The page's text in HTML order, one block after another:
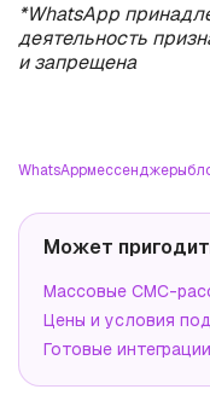
*WhatsApp
деятельность
и запрещена
WhatsAppмессенджеры
Может
Массовые СМС-
Цены и условия
Готовые